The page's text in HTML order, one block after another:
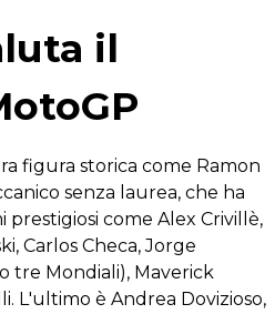
il
figura storica come Ramon
senza laurea, che ha
prestigiosi come Alex Crivillè,
Carlos Checa, Jorge
tre Mondiali), Maverick
L'ultimo è Andrea Dovizioso,